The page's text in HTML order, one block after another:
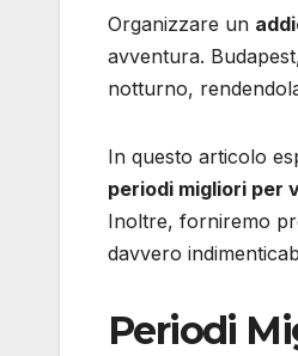
Organizzare un
avventura.
notturno,
In questo articolo
periodi migliori per
Inoltre, forniremo
davvero
Periodi